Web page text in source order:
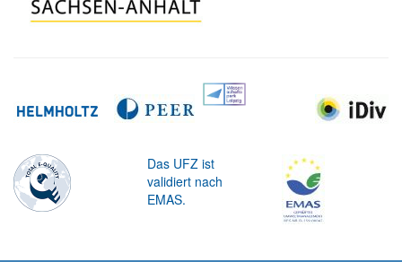
Das UFZ ist
validiert nach
EMAS.